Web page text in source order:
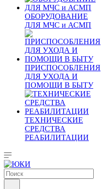
ОБОРУДОВАНИЕ
ДЛЯ МЧС и АСМП
ПРИСПОСОБЛЕНИЯ
ДЛЯ УХОДА И
ПОМОЩИ В БЫТУ
ТЕХНИЧЕСКИЕ
СРЕДСТВА
РЕАБИЛИТАЦИИ